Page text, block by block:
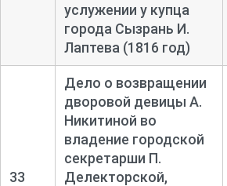
услужении у купца
города Сызрань И.
Лаптева (1816 год)
33
Дело о возвращении
дворовой девицы А.
Никитиной во
владение городской
секретарши П.
Делекторской,